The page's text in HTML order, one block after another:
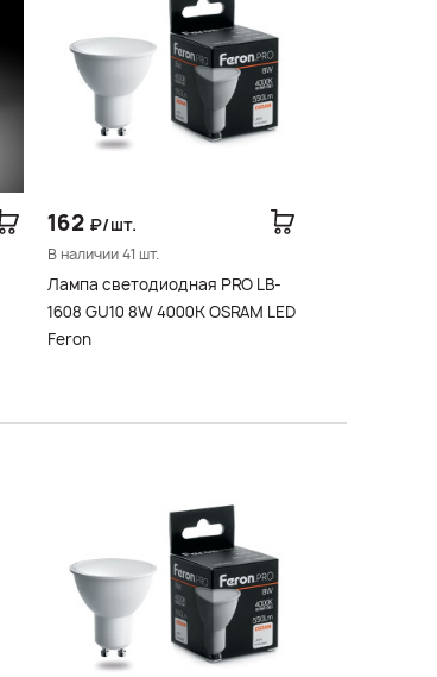
162 ₽/шт.
В наличии 41 шт.
Лампа светодиодная PRO LB-
1608 GU10 8W 4000K OSRAM LED
Feron